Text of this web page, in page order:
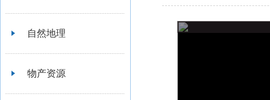
自然地理
物产资源